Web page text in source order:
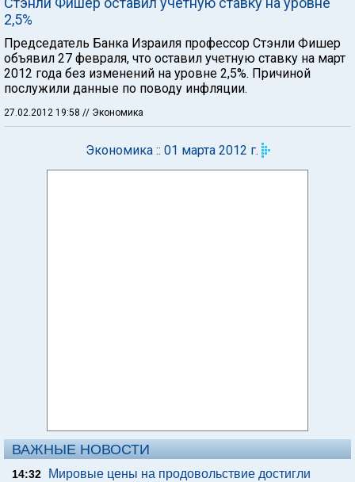
2,5%
Председатель Банка Израиля профессор Стэнли Фишер
объявил 27 февраля, что оставил учетную ставку на март
2012 года без изменений на уровне 2,5%. Причиной
послужили данные по поводу инфляции.
27.02.2012 19:58 // Экономика
Экономика :: 01 марта 2012 г.
ВАЖНЫЕ НОВОСТИ
14:32
Мировые цены на продовольствие достигли